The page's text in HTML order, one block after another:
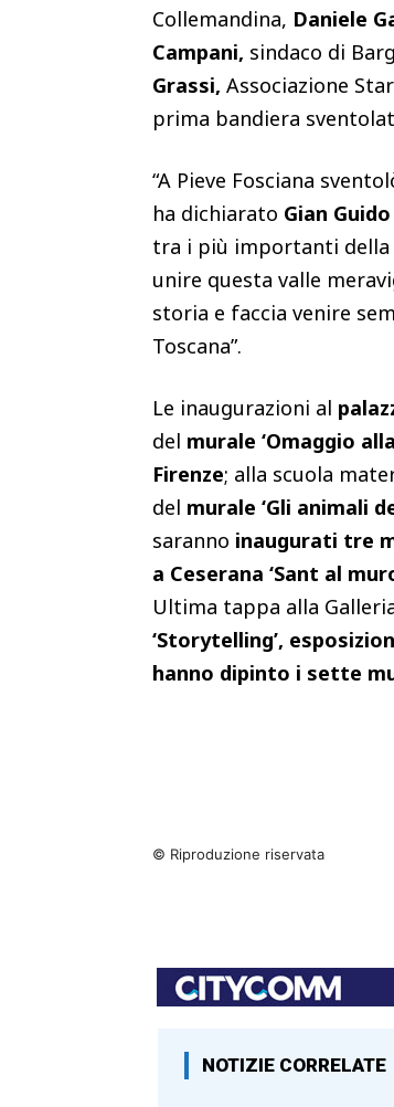
Collemandina, Daniele
Campani, sindaco di
Grassi, Associazione
prima bandiera
“A Pieve Fosciana
ha dichiarato Gian
tra i più importanti della
unire questa valle
storia e faccia venire
Toscana”.
Le inaugurazioni al
del murale ‘Omaggio
Firenze; alla scuola
del murale ‘Gli animali
saranno inaugurati tre
a Ceserana ‘Sant al
Ultima tappa alla
‘Storytelling’,
hanno dipinto i sette
© Riproduzione riservata
NOTIZIE CORRELATE